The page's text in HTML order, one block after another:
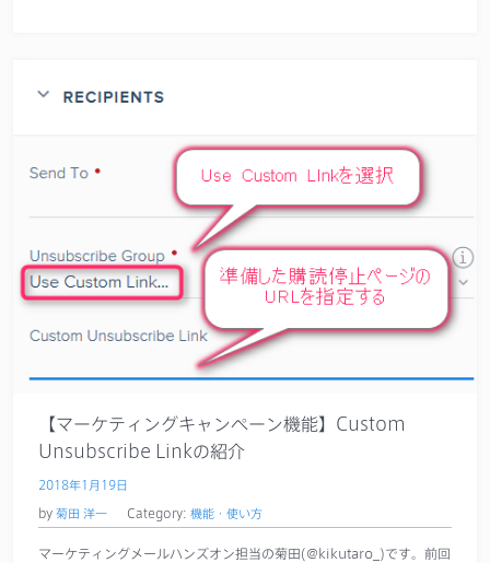
【マーケティングキャンペーン機能】Custom
Unsubscribe Linkの紹介
2018年1月19日
by 菊田 洋一 Category: 機能・使い方
マーケティングメールハンズオン担当の菊田(@kikutaro_)です。前回